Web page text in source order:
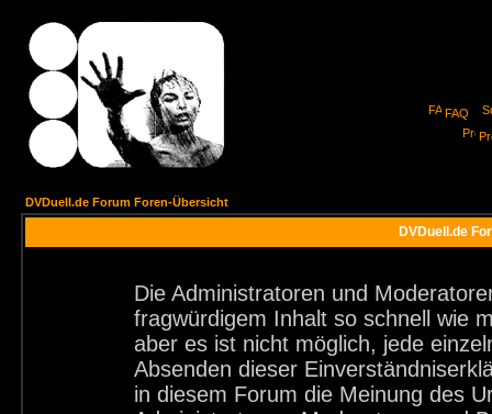
FAQ
DVDuell.de Forum Foren-Übersicht
DVDuell.de
Die Administratoren und
fragwürdigem Inhalt so schnell wie
aber es ist nicht möglich, jede
Absenden dieser
in diesem Forum die Meinung des